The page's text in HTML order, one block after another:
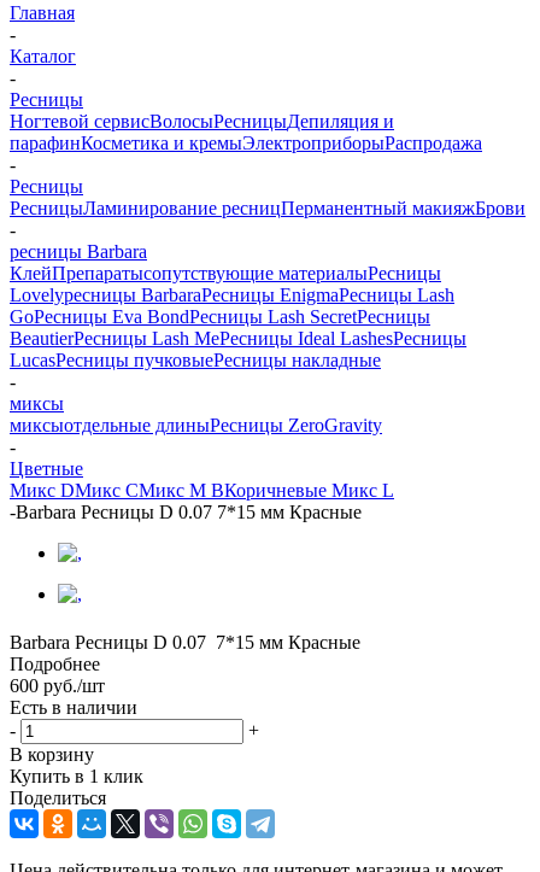
Главная
-
Каталог
-
Ресницы
Ногтевой сервисВолосыРесницыДепиляция и
парафинКосметика и кремыЭлектроприборыРаспродажа
-
Ресницы
РесницыЛаминирование ресницПерманентный макияжБрови
-
ресницы Barbara
КлейПрепаратысопутствующие материалыРесницы
Lovelyресницы BarbaraРесницы EnigmaРесницы Lash
GoРесницы Eva BondРесницы Lash SecretРесницы
BeautierРесницы Lash MeРесницы Ideal LashesРесницы
LucasРесницы пучковыеРесницы накладные
-
миксы
миксыотдельные длиныРесницы ZeroGravity
-
Цветные
Микс DМикс CМикс M BКоричневые Микс L
-Barbara Ресницы D 0.07 7*15 мм Красные
Barbara Ресницы D 0.07 7*15 мм Красные
Подробнее
600 руб./шт
Есть в наличии
-
+
В корзину
Купить в 1 клик
Поделиться